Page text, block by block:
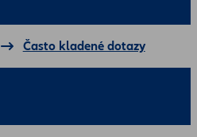
Často kladené dotazy